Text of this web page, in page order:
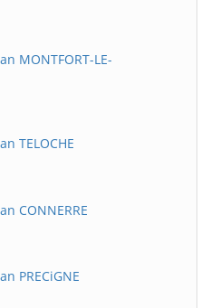
MONTFORT-LE-
TELOCHE
CONNERRE
PRECiGNE